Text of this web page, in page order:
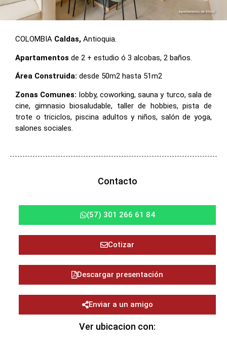
COLOMBIA Caldas, Antioquia.
Apartamentos de 2 + estudio ó 3 alcobas, 2 baños.
Área Construida: desde 50m2 hasta 51m2
Zonas Comunes: lobby, coworking, sauna y turco, sala de
cine, gimnasio biosaludable, taller de hobbies, pista de
trote o triciclos, piscina adultos y niños, salón de yoga,
salones sociales.
Contacto
(57) 301 266 61 84
Cotizar
Descargar presentación
Enviar a un amigo
Ver ubicacion con: